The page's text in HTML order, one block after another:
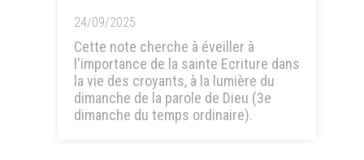
24/09/2025
Cette note cherche à éveiller à
l'importance de la sainte Ecriture dans
la vie des croyants, à la lumière du
dimanche de la parole de Dieu (3e
dimanche du temps ordinaire).